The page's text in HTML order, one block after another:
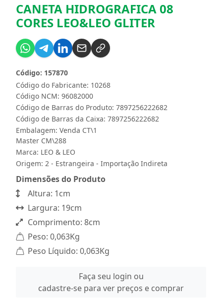
CANETA HIDROGRAFICA 08
CORES LEO&LEO GLITER
Código do Fabricante: 10268
Código: 157870
Código NCM: 96082000
Código de Barras do Produto: 7897256222682
Código de Barras da Caixa: 7897256222682
Embalagem: Venda CT\1
Master CM\288
Marca: LEO & LEO
Origem: 2 - Estrangeira - Importação Indireta
Dimensões do Produto
Altura: 1cm
Largura: 19cm
Comprimento: 8cm
Peso: 0,063Kg
Peso Líquido: 0,063Kg
Faça seu login ou
cadastre-se para ver preços e comprar